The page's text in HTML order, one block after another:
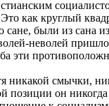
как круглый
были из сана
неволей
эти
никакой смычки,
позиции он